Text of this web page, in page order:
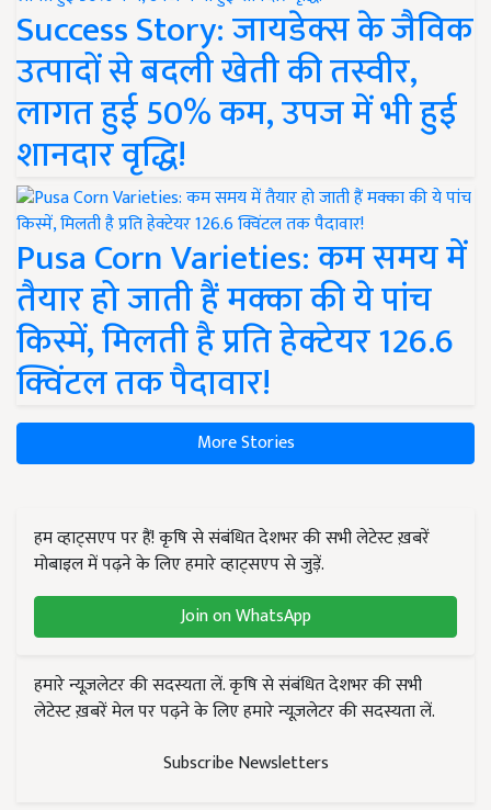
Success Story: जायडेक्स के जैविक
उत्पादों से बदली खेती की तस्वीर,
लागत हुई 50% कम, उपज में भी हुई
शानदार वृद्धि!
Pusa Corn Varieties: कम समय में
तैयार हो जाती हैं मक्का की ये पांच
किस्में, मिलती है प्रति हेक्टेयर 126.6
क्विंटल तक पैदावार!
More Stories
हम व्हाट्सएप पर हैं! कृषि से संबंधित देशभर की सभी लेटेस्ट ख़बरें
मोबाइल में पढ़ने के लिए हमारे व्हाट्सएप से जुड़ें.
Join on WhatsApp
हमारे न्यूज़लेटर की सदस्यता लें. कृषि से संबंधित देशभर की सभी
लेटेस्ट ख़बरें मेल पर पढ़ने के लिए हमारे न्यूज़लेटर की सदस्यता लें.
Subscribe Newsletters